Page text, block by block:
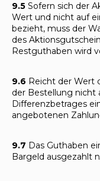
9.5 Sofern sich der
Wert und nicht auf
bezieht, muss der
des
Restguthaben wird
9.6 Reicht der Wert
der Bestellung nicht
Differenzbetrages
angebotenen
9.7 Das Guthaben
Bargeld ausgezahlt